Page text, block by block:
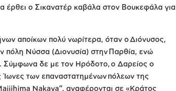
έρθει ο Σικανατέρ καβάλα στον Βουκεφάλα για
αποίκων πολύ νωρίτερα, όταν ο Διόνυσος,
πόλη Νύσσα (Διονυσία) στην Παρθία, ενώ
Σύμφωνα δε με τον Ηρόδοτο, ο Δαρείος ο
Ίωνες των επαναστατημένων πόλεων της
Nakaya”, αναφέρονται σε «Κράτος